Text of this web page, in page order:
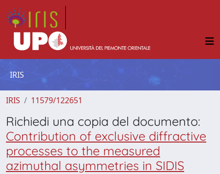
IRIS
IRIS 11579/122651
Richiedi una copia del documento:
Contribution of exclusive diffractive
processes to the measured
azimuthal asymmetries in SIDIS